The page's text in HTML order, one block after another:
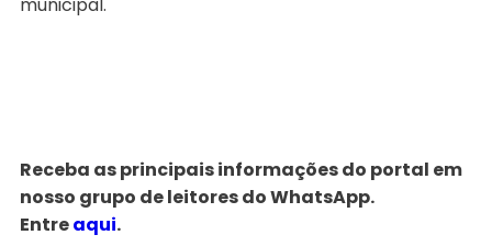
municipal.
Receba as principais informações do portal em
nosso grupo de leitores do WhatsApp.
Entreaqui.